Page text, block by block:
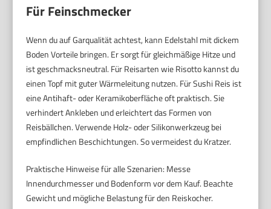
Für Feinschmecker
Wenn du auf Garqualität achtest, kann Edelstahl mit dickem
Boden Vorteile bringen. Er sorgt für gleichmäßige Hitze und
ist geschmacksneutral. Für Reisarten wie Risotto kannst du
einen Topf mit guter Wärmeleitung nutzen. Für Sushi Reis ist
eine Antihaft- oder Keramikoberfläche oft praktisch. Sie
verhindert Ankleben und erleichtert das Formen von
Reisbällchen. Verwende Holz- oder Silikonwerkzeug bei
empfindlichen Beschichtungen. So vermeidest du Kratzer.
Praktische Hinweise für alle Szenarien: Messe
Innendurchmesser und Bodenform vor dem Kauf. Beachte
Gewicht und mögliche Belastung für den Reiskocher.